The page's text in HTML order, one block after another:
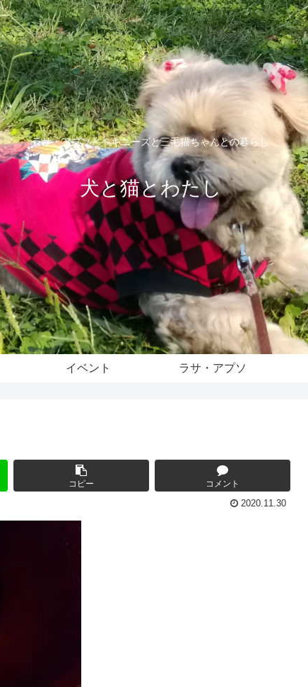
ラサ・アプソとペキニーズと三毛猫ちゃんとの暮らし
犬と猫とわたし
イベント ラサ・アプソ
コピー コメント
2020.11.30